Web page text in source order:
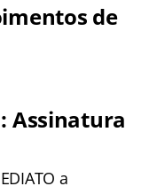
de
Assinatura
a